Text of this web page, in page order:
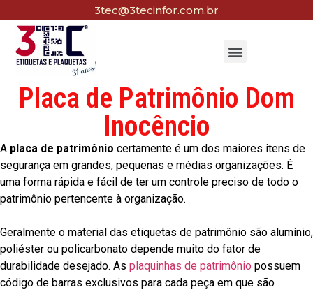
3tec@3tecinfor.com.br
Placa de Patrimônio Dom
Inocêncio
A placa de patrimônio certamente é um dos maiores itens de
segurança em grandes, pequenas e médias organizações. É
uma forma rápida e fácil de ter um controle preciso de todo o
patrimônio pertencente à organização.
Geralmente o material das etiquetas de patrimônio são alumínio,
poliéster ou policarbonato depende muito do fator de
durabilidade desejado. As plaquinhas de patrimônio possuem
código de barras exclusivos para cada peça em que são